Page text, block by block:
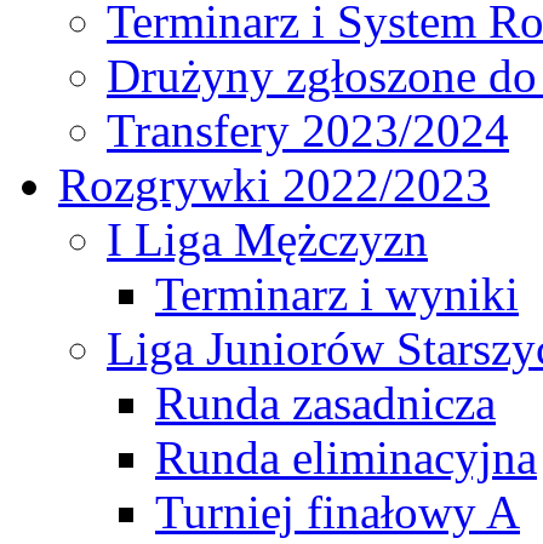
Terminarz i System
Drużyny zgłoszone
Transfery 2023/2024
Rozgrywki 2022/2023
I Liga Mężczyzn
Terminarz i wyniki
Liga Juniorów
Runda zasadnicza
Runda eliminacyjna
Turniej finałowy A